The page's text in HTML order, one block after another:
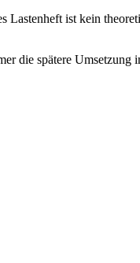
ist kein
die spätere